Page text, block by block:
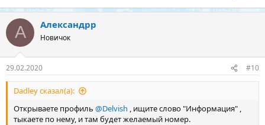
А Александрр
Новичок
29.02.2020 #10
Dadley сказал(а):
Открываете профиль @Delvish , ищите слово "Информация" ,
тыкаете по нему, и там будет желаемый номер.